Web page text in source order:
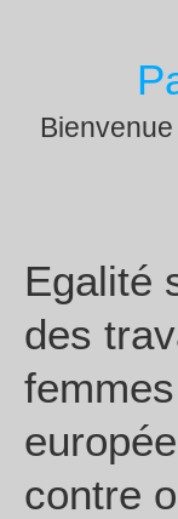
Egalité
des
contre